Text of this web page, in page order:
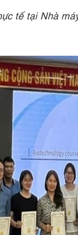
tế tại Nhà